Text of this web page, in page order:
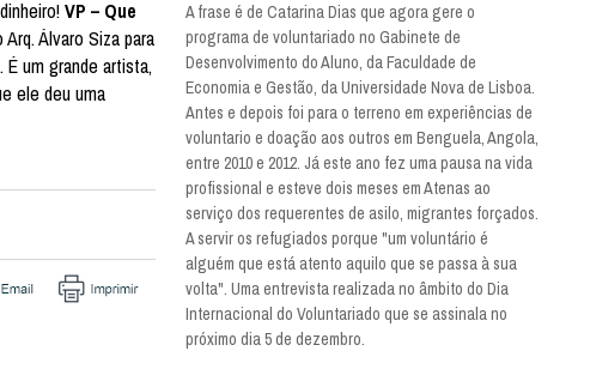
VP – Que
Álvaro Siza para
um grande artista,
ele deu uma
A frase é de Catarina Dias que agora gere o
programa de voluntariado no Gabinete de
Desenvolvimento do Aluno, da Faculdade de
Economia e Gestão, da Universidade Nova de Lisboa.
Antes e depois foi para o terreno em experiências de
voluntario e doação aos outros em Benguela, Angola,
entre 2010 e 2012. Já este ano fez uma pausa na vida
profissional e esteve dois meses em Atenas ao
serviço dos requerentes de asilo, migrantes forçados.
A servir os refugiados porque "um voluntário é
alguém que está atento aquilo que se passa à sua
volta". Uma entrevista realizada no âmbito do Dia
Internacional do Voluntariado que se assinala no
próximo dia 5 de dezembro.